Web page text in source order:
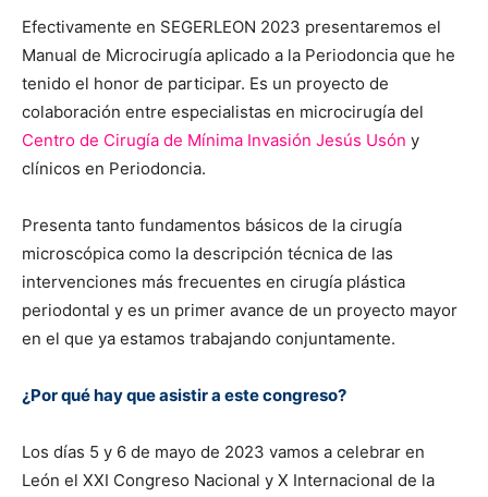
Efectivamente en SEGERLEON 2023 presentaremos el
Manual de Microcirugía aplicado a la Periodoncia que he
tenido el honor de participar. Es un proyecto de
colaboración entre especialistas en microcirugía del
Centro de Cirugía de Mínima Invasión Jesús Usón y
clínicos en Periodoncia.
Presenta tanto fundamentos básicos de la cirugía
microscópica como la descripción técnica de las
intervenciones más frecuentes en cirugía plástica
periodontal y es un primer avance de un proyecto mayor
en el que ya estamos trabajando conjuntamente.
¿Por qué hay que asistir a este congreso?
Los días 5 y 6 de mayo de 2023 vamos a celebrar en
León el XXI Congreso Nacional y X Internacional de la